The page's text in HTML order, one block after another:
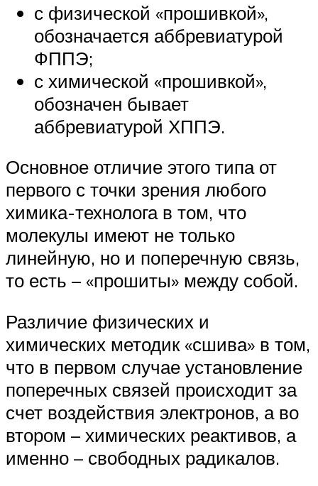
с физической «прошивкой»,
обозначается аббревиатурой
ФППЭ;
с химической «прошивкой»,
обозначен бывает
аббревиатурой ХППЭ.
Основное отличие этого типа от
первого с точки зрения любого
химика-технолога в том, что
молекулы имеют не только
линейную, но и поперечную связь,
то есть – «прошиты» между собой.
Различие физических и
химических методик «сшива» в том,
что в первом случае установление
поперечных связей происходит за
счет воздействия электронов, а во
втором – химических реактивов, а
именно – свободных радикалов.